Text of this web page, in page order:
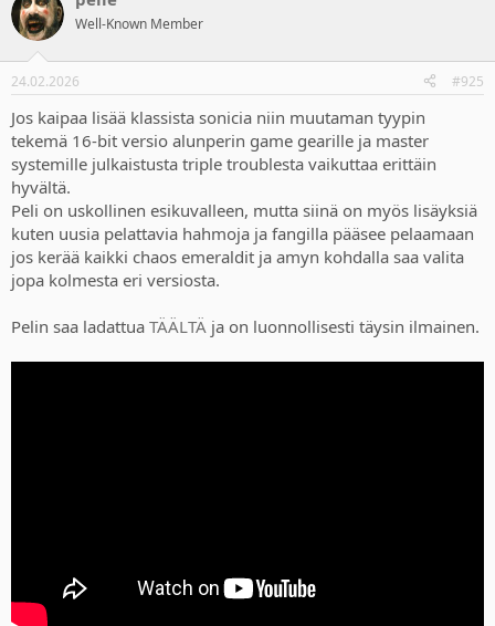
t
i
s
Well-Known Member
24.02.2026 #925
Jos kaipaa lisää klassista sonicia niin muutaman tyypin
tekemä 16-bit versio alunperin game gearille ja master
systemille julkaistusta triple troublesta vaikuttaa erittäin
hyvältä.
Peli on uskollinen esikuvalleen, mutta siinä on myös lisäyksiä
kuten uusia pelattavia hahmoja ja fangilla pääsee pelaamaan
jos kerää kaikki chaos emeraldit ja amyn kohdalla saa valita
jopa kolmesta eri versiosta.
Pelin saa ladattua TÄÄLTÄ ja on luonnollisesti täysin ilmainen.